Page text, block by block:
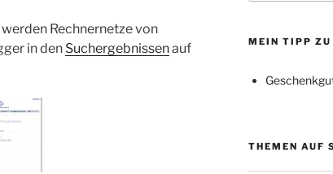
werden Rechnernetze von
in den Suchergebnissenauf
MEIN TIPP ZU
THEMEN AUF